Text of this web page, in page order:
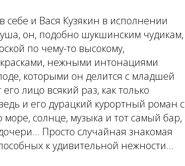
себе и Вася Кузякин в исполнении
он, подобно шукшинским чудикам,
по чему-то высокому,
нежными интонациями
которыми он делится с младшей
лицо всякий раз, как только
и его дурацкий курортный роман с
солнце, музыка и тот самый бар,
Просто случайная знакомая
к удивительной нежности...